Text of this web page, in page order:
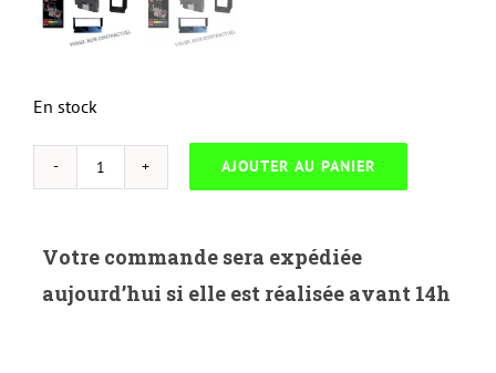
En stock
quantité
E.0698-
EPSON
AJOUTER AU PANIER
Votre commande sera expédiée
aujourd’hui si elle est réalisée avant 14h